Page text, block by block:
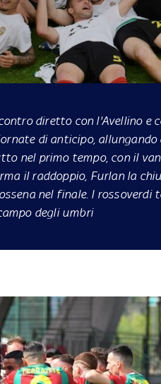
diretto con l'Avellino e
di anticipo,
nel primo tempo, con il
il raddoppio, Furlan la
nel finale. I rossoverdi
degli umbri